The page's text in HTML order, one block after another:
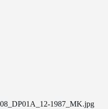
08_DP01A_12-1987_MK.jpg